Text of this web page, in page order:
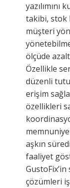
yazılımını
takibi, stok
müşteri
ölçüde
Özellikle
düzenli
erişim
özellikleri
aşkın
faaliyet
çözümleri